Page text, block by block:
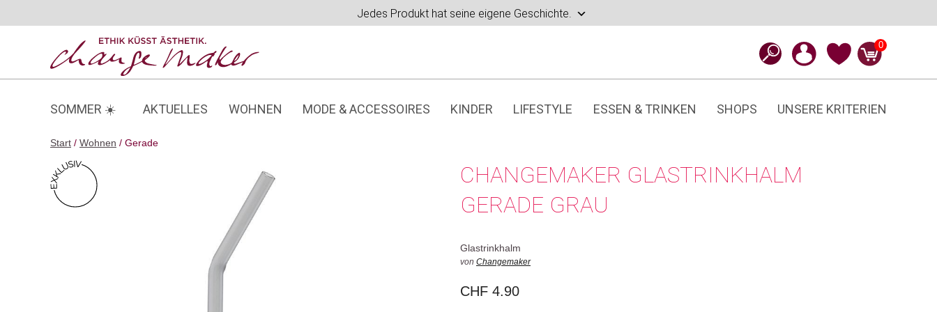
Jedes Produkt hat seine eigene Geschichte.
0
SOMMER ☀️ AKTUELLES WOHNEN MODE & ACCESSOIRES KINDER LIFESTYLE ESSEN & TRINKEN SHOPS UNSERE KRITERIEN
Start / Wohnen / Gerade
CHANGEMAKER GLASTRINKHALM
GERADE GRAU
Glastrinkhalm
von Changemaker
CHF 4.90